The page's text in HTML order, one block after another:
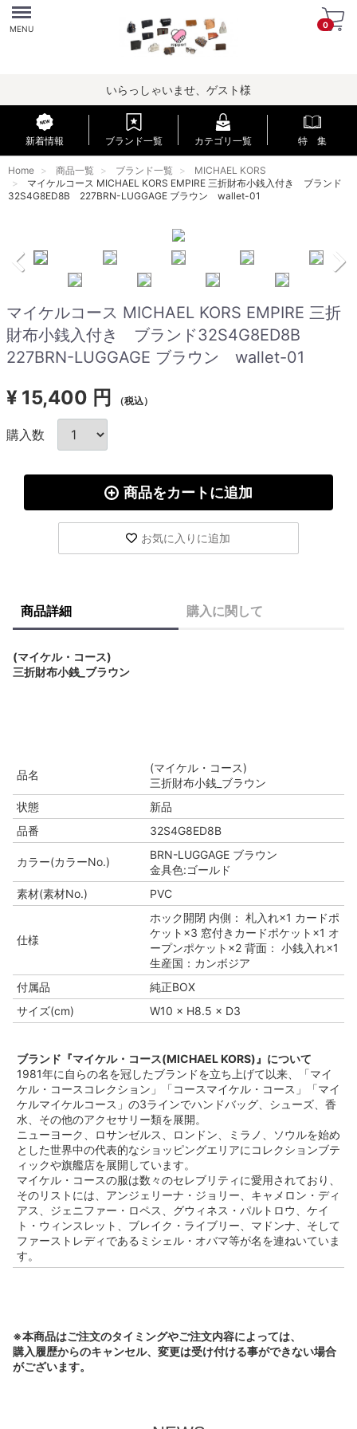
Menu
MENU 0
いらっしゃいませ、ゲスト様
新着情報 ブランド一覧 カテゴリ一覧 特 集
Home 商品一覧 ブランド一覧
MICHAEL KORS
マイケルコース MICHAEL KORS EMPIRE 三折財布小銭入付き ブランド
32S4G8ED8B 227BRN-LUGGAGE ブラウン wallet-01
マイケルコース MICHAEL KORS EMPIRE 三折
財布小銭入付き ブランド32S4G8ED8B
227BRN-LUGGAGE ブラウン wallet-01
¥ 15,400 円 （税込）
購入数
商品をカートに追加
お気に入りに追加
商品詳細 購入に関して
(マイケル・コース)
三折財布小銭_ブラウン
品名
(マイケル・コース)
三折財布小銭_ブラウン
状態
新品
品番
32S4G8ED8B
カラー(カラーNo.)
BRN-LUGGAGE ブラウン
金具色:ゴールド
素材(素材No.)
PVC
仕様
ホック開閉 内側： 札入れ×1 カードポ
ケット×3 窓付きカードポケット×1 オ
ープンポケット×2 背面： 小銭入れ×1
生産国：カンボジア
付属品
純正BOX
サイズ(cm)
W10 × H8.5 × D3
ブランド『マイケル・コース(MICHAEL KORS)』について
1981年に自らの名を冠したブランドを立ち上げて以来、「マイ
ケル・コースコレクション」「コースマイケル・コース」「マイ
ケルマイケルコース」の3ラインでハンドバッグ、シューズ、香
水、その他のアクセサリー類を展開。
ニューヨーク、ロサンゼルス、ロンドン、ミラノ、ソウルを始め
とした世界中の代表的なショッピングエリアにコレクションブテ
ィックや旗艦店を展開しています。
マイケル・コースの服は数々のセレブリティに愛用されており、
そのリストには、アンジェリーナ・ジョリー、キャメロン・ディ
アス、ジェニファー・ロペス、グウィネス・パルトロウ、ケイ
ト・ウィンスレット、ブレイク・ライブリー、マドンナ、そして
ファーストレディであるミシェル・オバマ等が名を連ねいていま
す。
※本商品はご注文のタイミングやご注文内容によっては、
購入履歴からのキャンセル、変更は受け付ける事ができない場合
がございます。